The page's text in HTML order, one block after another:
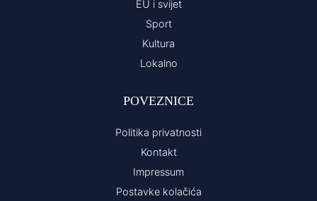
EU i svijet
Sport
Kultura
Lokalno
POVEZNICE
Politika privatnosti
Kontakt
Impressum
Postavke kolačića